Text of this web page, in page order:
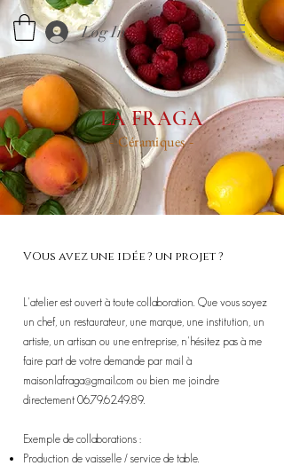
Log In
LA FRAGA
-Céramiques -
VOus avez une idée? un projet ?
L'atelier est ouvert à toute collaboration. Que vous soyez
un chef, un restaurateur, une marque, une institution, un
artiste, un artisan ou une entreprise, n'hésitez pas à me
faire part de votre demande par mail à
maisonlafraga@gmail.com ou bien me joindre
directement 06.79.62.49.89.
Exemple de collaborations :
Production de vaisselle / service de table.